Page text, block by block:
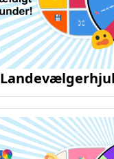
Landevælgerhjul